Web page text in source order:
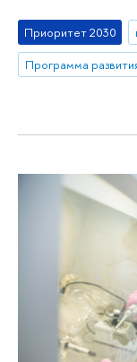
Приоритет 2030
Программа